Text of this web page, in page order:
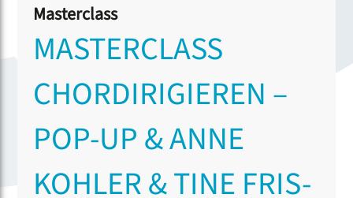
Masterclass
MASTERCLASS
CHORDIRIGIEREN –
POP-UP & ANNE
KOHLER & TINE FRIS-